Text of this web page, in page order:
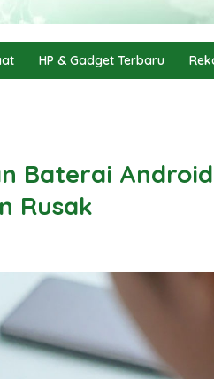
HP & Gadget Terbaru
Baterai Android
Rusak